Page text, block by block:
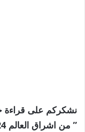
نشكركم على قراءة